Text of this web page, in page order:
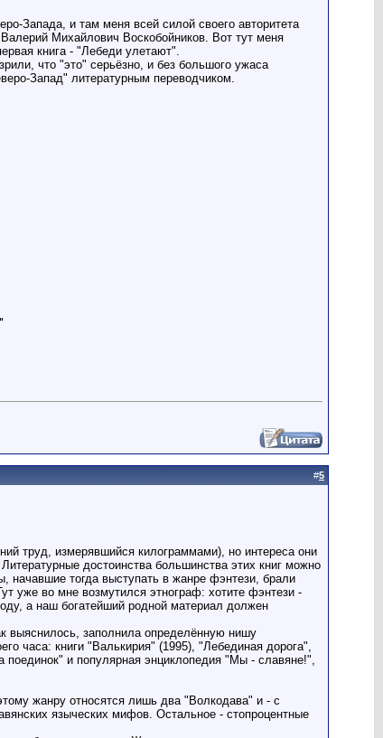
Запада, и там меня всей силой своего авторитета
Михайлович Воскобойников. Вот тут меня
книга - "Лебеди улетают".
что "это" серьёзно, и без большого ужаса
Запад" литературным переводчиком.
#5
труд, измерявшийся килограммами), но интереса они
достоинства большинства этих книг можно
начавшие тогда выступать в жанре фэнтези, брали
уже во мне возмутился этнограф: хотите фэнтези -
а наш богатейший родной материал должен
выяснилось, заполнила определённую нишу
часа: книги "Валькирия" (1995), "Лебединая дорога",
и популярная энциклопедия "Мы - славяне!",
жанру относятся лишь два "Волкодава" и - с
языческих мифов. Остальное - стопроцентные